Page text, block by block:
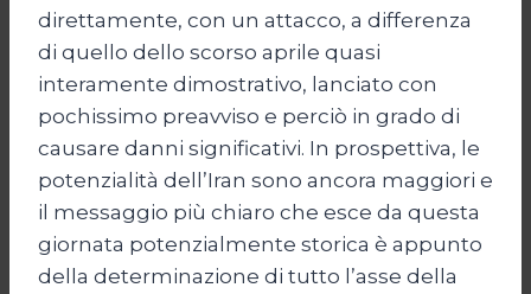
direttamente, con un attacco, a differenza
di quello dello scorso aprile quasi
interamente dimostrativo, lanciato con
pochissimo preavviso e perciò in grado di
causare danni significativi. In prospettiva, le
potenzialità dell’Iran sono ancora maggiori e
il messaggio più chiaro che esce da questa
giornata potenzialmente storica è appunto
della determinazione di tutto l’asse della